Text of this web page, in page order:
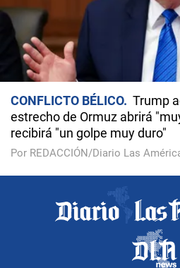
CONFLICTO BÉLICO
Trump
estrecho de Ormuz abrirá
recibirá "un golpe muy duro"
Por REDACCIÓN/Diario Las